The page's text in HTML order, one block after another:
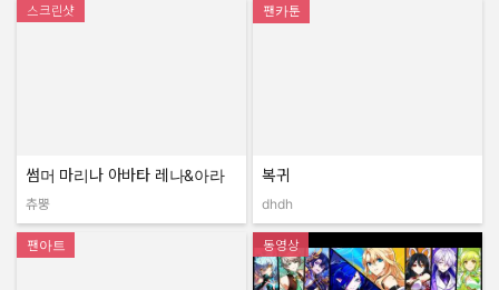
스크린샷
썸머 마리나 아바타 레나&아라
작성자:
츄뿡
팬카툰
복귀
dhdh
팬아트 동영상